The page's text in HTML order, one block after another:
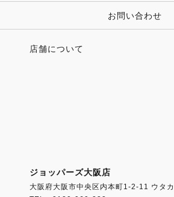
お問い合わせ
店舗について
ジョッパーズ大阪店
大阪府大阪市中央区内本町1-2-11 ウタ